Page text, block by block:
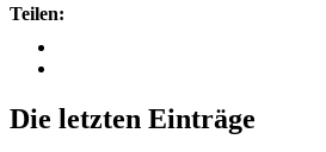
Teilen:
Die letzten Einträge